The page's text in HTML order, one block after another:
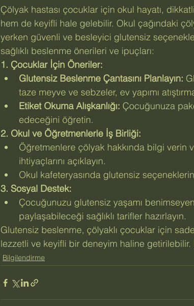
Çölyak hastası çocuklar için okul hayatı,
hem de keyifli hale gelebilir. Okul çağındaki
yerken güvenli ve besleyici glutensiz
sağlıklı beslenme önerileri ve ipuçları:
1. Çocuklar İçin Öneriler:
Glutensiz Beslenme Çantasını Planlayın:
taze meyve ve sebzeler, ev yapımı
Etiket Okuma Alışkanlığı: Çocuğunuza
edeceğini öğretin.
2. Okul ve Öğretmenlerle İş Birliği:
Öğretmenlere çölyak hakkında bilgi
ihtiyaçlarını açıklayın.
Okul kafeteryasında glutensiz
3. Sosyal Destek:
Çocuğunuzu glutensiz yaşamı
paylaşabileceği sağlıklı tarifler hazırlayın.
Glutensiz beslenme, çölyaklı çocuklar için
lezzetli ve keyifli bir deneyim haline
Bilgilendirme